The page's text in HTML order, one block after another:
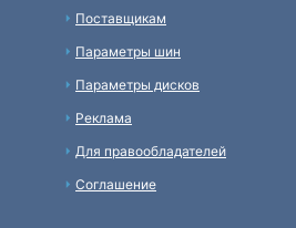
Поставщикам
Параметры шин
Параметры дисков
Реклама
Для правообладателей
Соглашение